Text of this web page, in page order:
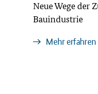
Neue Wege der
Bauindustrie
Mehr erfahren